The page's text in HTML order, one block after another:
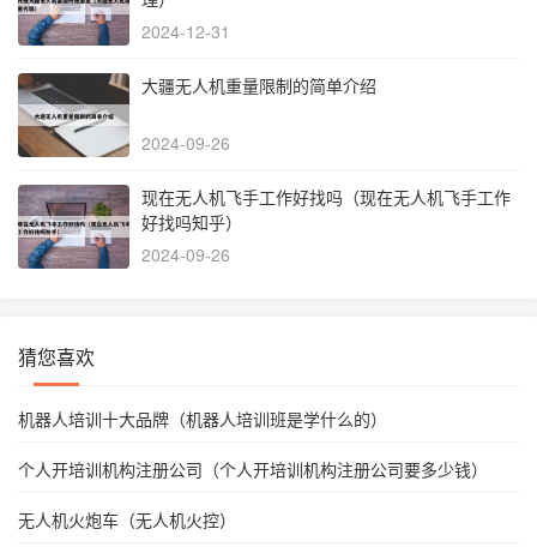
2024-12-31
大疆无人机重量限制的简单介绍
2024-09-26
现在无人机飞手工作好找吗（现在无人机飞手工作
好找吗知乎）
2024-09-26
猜您喜欢
机器人培训十大品牌（机器人培训班是学什么的）
个人开培训机构注册公司（个人开培训机构注册公司要多少钱）
无人机火炮车（无人机火控）